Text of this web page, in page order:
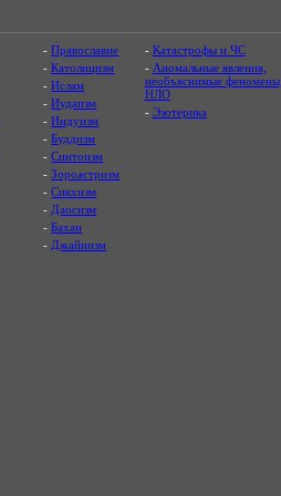
-Православие
-Католицизм
-Ислам
-Иудаизм
-Индуизм
-Буддизм
-Синтоизм
-Зороастризм
-Сикхизм
- Даосизм
-Бахаи
- Джайнизм
- Катастрофы и ЧС
- Аномальные явления,
необъяснимые феномены,
НЛО
- Эзотерика